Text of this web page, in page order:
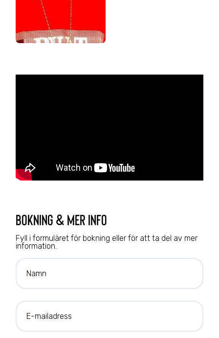
bokning & mer info
Fyll i formuläret för bokning eller för att ta del av mer
information.
Namn
E-mailadress